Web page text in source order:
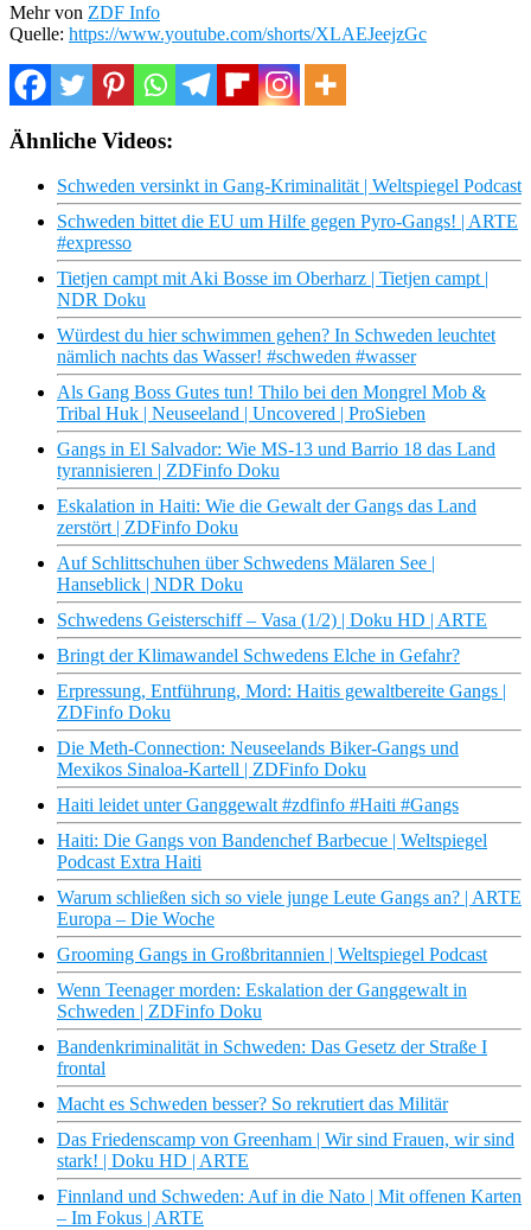
Mehr von ZDF Info
Quelle: https://www.youtube.com/shorts/XLAEJeejzGc
Ähnliche Videos:
Schweden versinkt in Gang-Kriminalität | Weltspiegel Podcast
Schweden bittet die EU um Hilfe gegen Pyro-Gangs! | ARTE
#expresso
Tietjen campt mit Aki Bosse im Oberharz | Tietjen campt |
NDR Doku
Würdest du hier schwimmen gehen? In Schweden leuchtet
nämlich nachts das Wasser! #schweden #wasser
Als Gang Boss Gutes tun! Thilo bei den Mongrel Mob &
Tribal Huk | Neuseeland | Uncovered | ProSieben
Gangs in El Salvador: Wie MS-13 und Barrio 18 das Land
tyrannisieren | ZDFinfo Doku
Eskalation in Haiti: Wie die Gewalt der Gangs das Land
zerstört | ZDFinfo Doku
Auf Schlittschuhen über Schwedens Mälaren See |
Hanseblick | NDR Doku
Schwedens Geisterschiff – Vasa (1/2) | Doku HD | ARTE
Bringt der Klimawandel Schwedens Elche in Gefahr?
Erpressung, Entführung, Mord: Haitis gewaltbereite Gangs |
ZDFinfo Doku
Die Meth-Connection: Neuseelands Biker-Gangs und
Mexikos Sinaloa-Kartell | ZDFinfo Doku
Haiti leidet unter Ganggewalt #zdfinfo #Haiti #Gangs
Haiti: Die Gangs von Bandenchef Barbecue | Weltspiegel
Podcast Extra Haiti
Warum schließen sich so viele junge Leute Gangs an? | ARTE
Europa – Die Woche
Grooming Gangs in Großbritannien | Weltspiegel Podcast
Wenn Teenager morden: Eskalation der Ganggewalt in
Schweden | ZDFinfo Doku
Bandenkriminalität in Schweden: Das Gesetz der Straße I
frontal
Macht es Schweden besser? So rekrutiert das Militär
Das Friedenscamp von Greenham | Wir sind Frauen, wir sind
stark! | Doku HD | ARTE
Finnland und Schweden: Auf in die Nato | Mit offenen Karten
– Im Fokus | ARTE